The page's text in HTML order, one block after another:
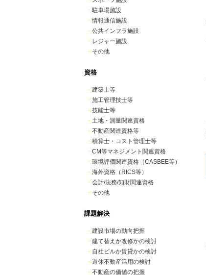
・駐車場施設
・情報通信施設
・ 公共インフラ施設
・ レジャー施設
・ その他
資格
・ 建築士等
・ 施工管理技士等
・ 技能士等
・ 土地・測量関連資格
・ 不動産関連資格等
・ 積算士・コスト管理士等
・ CM等マネジメント関連資格
・ 環境評価関連資格（CASBEE等）
・ 海外資格（RICS等）
・ 会計/法務/知財関連資格
・ その他
課題解決
・ 建設市場の動向把握
・ 建て替えか改修かの検討
・ 自社ビルか賃貸かの検討
・ 遊休不動産活用の検討
・ 不動産の価値の把握